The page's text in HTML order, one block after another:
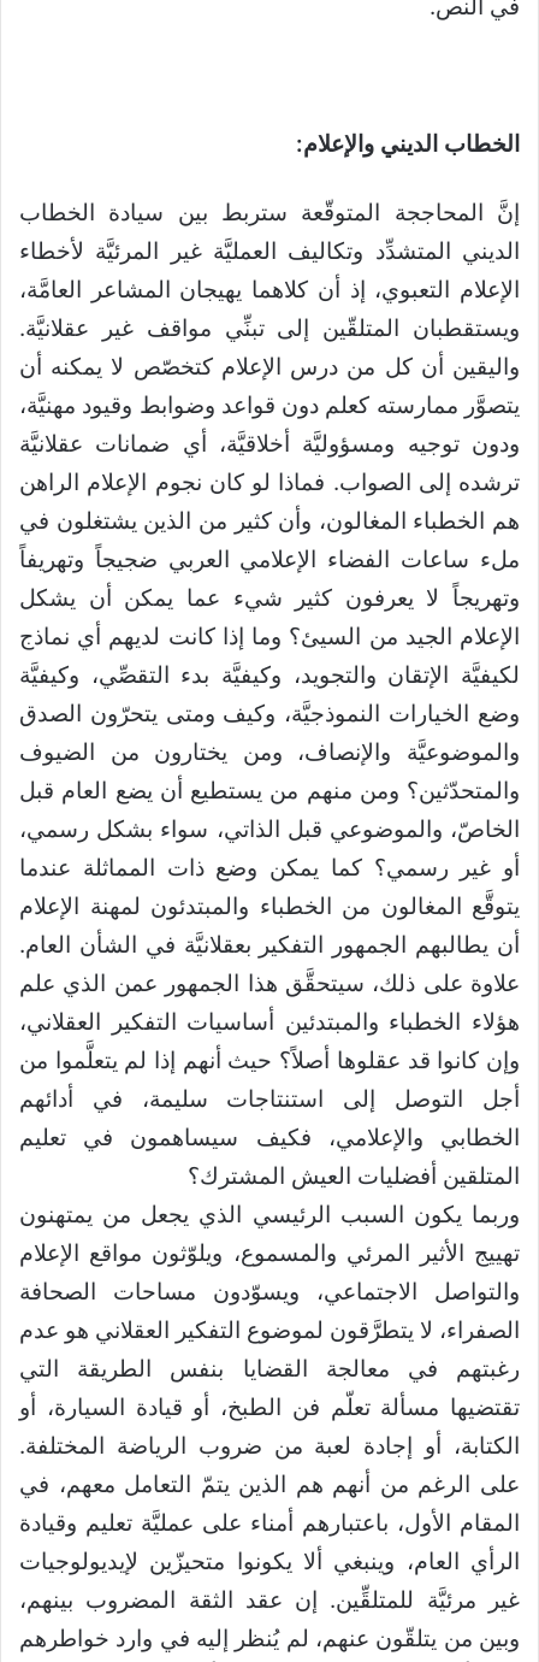
في النص.
الخطاب الديني والإعلام:
إنَّ المحاججة المتوقّعة ستربط بين سيادة الخطاب
الديني المتشدِّد وتكاليف العمليَّة غير المرئيَّة لأخطاء
الإعلام التعبوي، إذ أن كلاهما يهيجان المشاعر العامَّة،
ويستقطبان المتلقّين إلى تبنِّي مواقف غير عقلانيَّة.
واليقين أن كل من درس الإعلام كتخصّص لا يمكنه أن
يتصوَّر ممارسته كعلم دون قواعد وضوابط وقيود مهنيَّة،
ودون توجيه ومسؤوليَّة أخلاقيَّة، أي ضمانات عقلانيَّة
ترشده إلى الصواب. فماذا لو كان نجوم الإعلام الراهن
هم الخطباء المغالون، وأن كثير من الذين يشتغلون في
ملء ساعات الفضاء الإعلامي العربي ضجيجاً وتهريفاً
وتهريجاً لا يعرفون كثير شيء عما يمكن أن يشكل
الإعلام الجيد من السيئ؟ وما إذا كانت لديهم أي نماذج
لكيفيَّة الإتقان والتجويد، وكيفيَّة بدء التقصِّي، وكيفيَّة
وضع الخيارات النموذجيَّة، وكيف ومتى يتحرّون الصدق
والموضوعيَّة والإنصاف، ومن يختارون من الضيوف
والمتحدّثين؟ ومن منهم من يستطيع أن يضع العام قبل
الخاصّ، والموضوعي قبل الذاتي، سواء بشكل رسمي،
أو غير رسمي؟ كما يمكن وضع ذات المماثلة عندما
يتوقَّع المغالون من الخطباء والمبتدئون لمهنة الإعلام
أن يطالبهم الجمهور التفكير بعقلانيَّة في الشأن العام.
علاوة على ذلك، سيتحقَّق هذا الجمهور عمن الذي علم
هؤلاء الخطباء والمبتدئين أساسيات التفكير العقلاني،
وإن كانوا قد عقلوها أصلاً؟ حيث أنهم إذا لم يتعلَّموا من
أجل التوصل إلى استنتاجات سليمة، في أدائهم
الخطابي والإعلامي، فكيف سيساهمون في تعليم
المتلقين أفضليات العيش المشترك؟
وربما يكون السبب الرئيسي الذي يجعل من يمتهنون
تهييج الأثير المرئي والمسموع، ويلوّثون مواقع الإعلام
والتواصل الاجتماعي، ويسوّدون مساحات الصحافة
الصفراء، لا يتطرَّقون لموضوع التفكير العقلاني هو عدم
رغبتهم في معالجة القضايا بنفس الطريقة التي
تقتضيها مسألة تعلّم فن الطبخ، أو قيادة السيارة، أو
الكتابة، أو إجادة لعبة من ضروب الرياضة المختلفة.
على الرغم من أنهم هم الذين يتمّ التعامل معهم، في
المقام الأول، باعتبارهم أمناء على عمليَّة تعليم وقيادة
الرأي العام، وينبغي ألا يكونوا متحيزّين لإيديولوجيات
غير مرئيَّة للمتلقِّين. إن عقد الثقة المضروب بينهم،
وبين من يتلقّون عنهم، لم يُنظر إليه في وارد خواطرهم